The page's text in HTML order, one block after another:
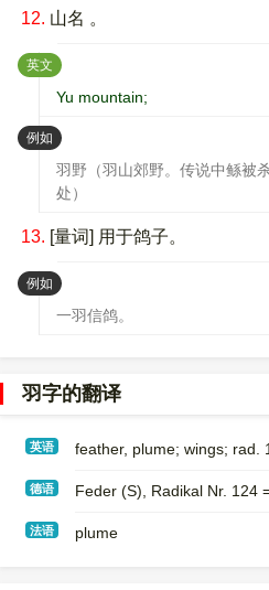
12. 山名 。
英文 ：
Yu mountain;
例如 ：
羽野（羽山郊野。传说中鲧被
处）
13. [量词] 用于鸽子。
例如 ：
一羽信鸽。
羽字的翻译
英语 feather, plume; wings; rad.
德语 Feder (S)​, Radikal Nr. 124
法语 plume